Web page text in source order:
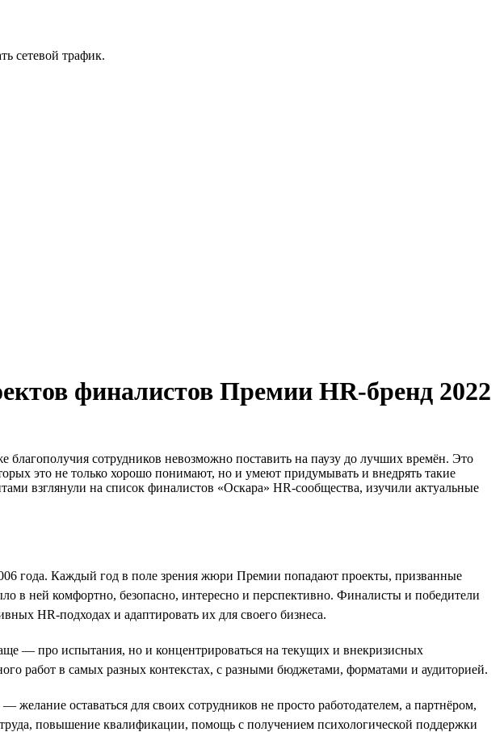
сетевой трафик.
финалистов Премии HR-бренд 2022
сотрудников невозможно поставить на паузу до лучших времён. Это
это не только хорошо понимают, но и умеют придумывать и внедрять такие
взглянули на список финалистов «Оскара» HR-сообщества, изучили актуальные
года. Каждый год в поле зрения жюри Премии попадают проекты, призванные
в ней комфортно, безопасно, интересно и перспективно. Финалисты и победители
HR-подходах и адаптировать их для своего бизнеса.
— про испытания, но и концентрироваться на текущих и внекризисных
работ в самых разных контекстах, с разными бюджетами, форматами и аудиторией.
оставаться для своих сотрудников не просто работодателем, а партнёром,
повышение квалификации, помощь с получением психологической поддержки